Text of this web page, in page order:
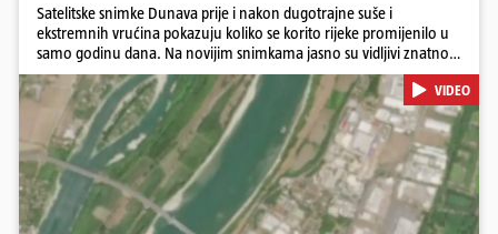
Satelitske snimke Dunava prije i nakon dugotrajne suše i
ekstremnih vrućina pokazuju koliko se korito rijeke promijenilo u
samo godinu dana. Na novijim snimkama jasno su vidljivi znatno
veći pješčani sprudovi i sužene vodene površine, što svjedoči o
povijesno niskim vodostajima. Promjene su zabilježene duž cijelog
toka, od Njemačke i Austrije, preko Slovačke, Hrvatske i Srbije, do
Rumunjske i Bugarske. Snimke je tijekom ljeta 2025. i 2026.
zabilježio satelit Sentinel-2 u sklopu programa Europske unije
Copernicus.
Pokretanje videa...
VIDEO